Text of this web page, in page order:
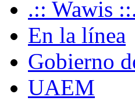
.:: Wawis
En la línea
Gobierno
UAEM